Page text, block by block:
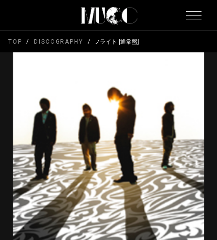
TOP DISCOGRAPHY フライト [通常盤]